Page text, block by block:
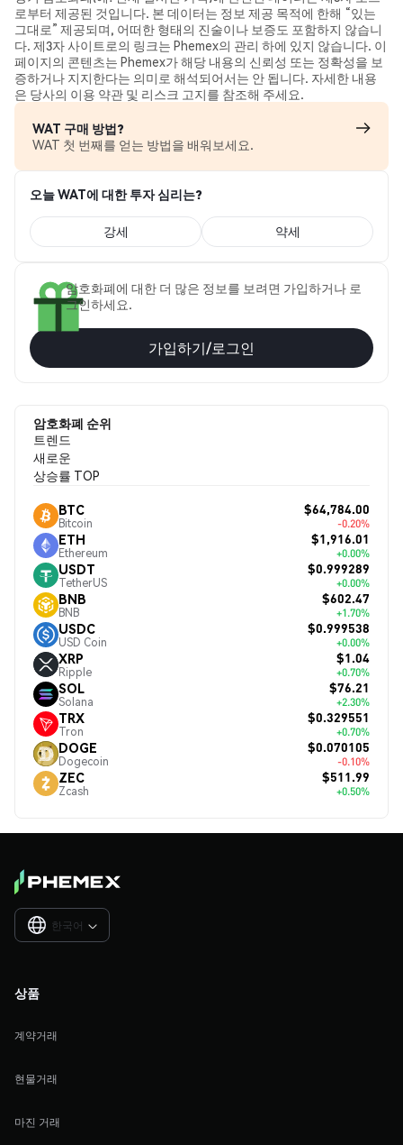
로부터 제공된 것입니다. 본 데이터는 정보 제공 목적에 한해 “있는
그대로” 제공되며, 어떠한 형태의 진술이나 보증도 포함하지 않습니
다. 제3자 사이트로의 링크는 Phemex의 관리 하에 있지 않습니다. 이
페이지의 콘텐츠는 Phemex가 해당 내용의 신뢰성 또는 정확성을 보
증하거나 지지한다는 의미로 해석되어서는 안 됩니다. 자세한 내용
은 당사의 이용 약관 및 리스크 고지를 참조해 주세요.
WAT 구매 방법?
WAT 첫 번째를 얻는 방법을 배워보세요.
오늘 WAT에 대한 투자 심리는?
강세 약세
암호화폐에 대한 더 많은 정보를 보려면 가입하거나 로
그인하세요.
가입하기/로그인
암호화폐 순위
트렌드
새로운
상승률 TOP
BTC
Bitcoin
$64,784.00
-0.20%
ETH
Ethereum
$1,916.01
+0.00%
USDT
TetherUS
$0.999289
+0.00%
BNB
BNB
$602.47
+1.70%
USDC
USD Coin
$0.999538
+0.00%
XRP
Ripple
$1.04
+0.70%
SOL
Solana
$76.21
+2.30%
TRX
Tron
$0.329551
+0.70%
DOGE
Dogecoin
$0.070105
-0.10%
ZEC
Zcash
$511.99
+0.50%
한국어 
상품
계약거래
현물거래
마진 거래